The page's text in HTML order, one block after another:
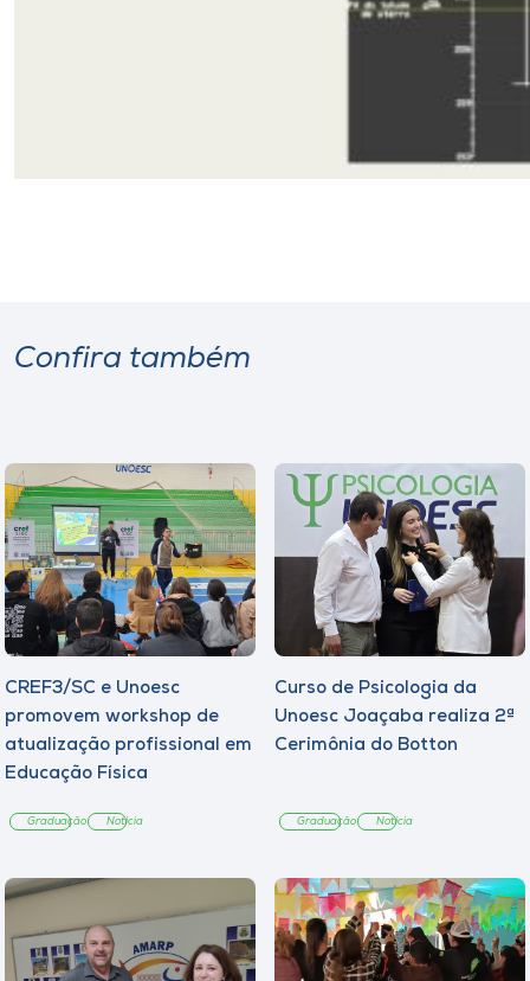
Confira também
CREF3/SC e Unoesc
promovem workshop de
atualização profissional em
Educação Física
Graduação Notícia
Curso de Psicologia da
Unoesc Joaçaba realiza 2ª
Cerimônia do Botton
Graduação Notícia